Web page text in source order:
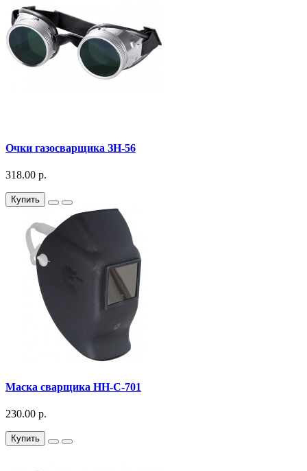
Очки газосварщика ЗН-56
318.00 р.
Купить
Маска сварщика НН-С-701
230.00 р.
Купить